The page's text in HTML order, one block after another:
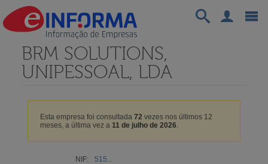
BRM SOLUTIONS,
UNIPESSOAL, LDA
Esta empresa foi consultada 72 vezes nos últimos 12
meses, a última vez a 11 de julho de 2026.
NIF:
515...